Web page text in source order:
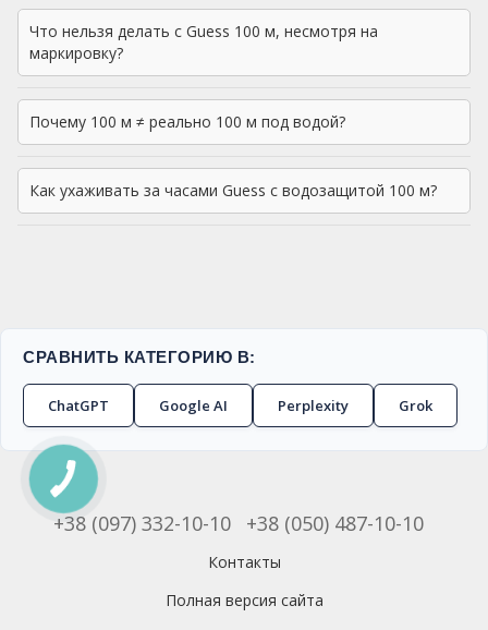
Что нельзя делать с Guess 100 м, несмотря на
маркировку?
Почему 100 м ≠ реально 100 м под водой?
Как ухаживать за часами Guess с водозащитой 100 м?
СРАВНИТЬ КАТЕГОРИЮ В:
ChatGPT Google AI Perplexity Grok
+38 (097) 332-10-10 +38 (050) 487-10-10
Контакты
Полная версия сайта